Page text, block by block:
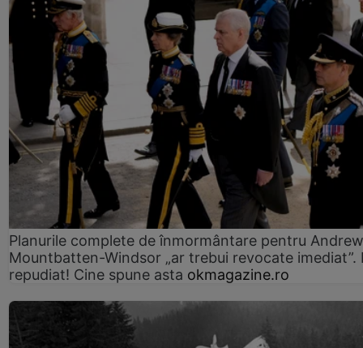
Planurile complete de înmormântare pentru Andrew
Mountbatten-Windsor „ar trebui revocate imediat”.
repudiat! Cine spune asta okmagazine.ro